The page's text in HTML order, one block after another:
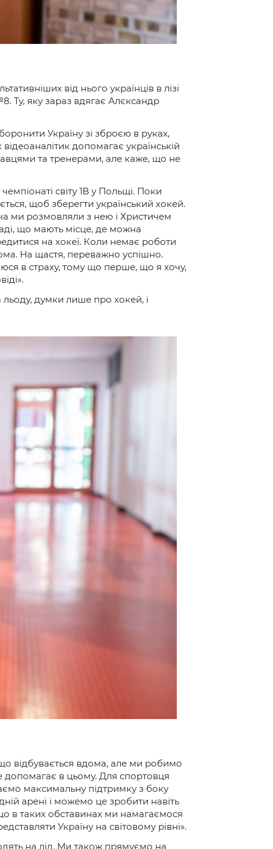
від нього українців в лізі
Ту, яку зараз вдягає Алєксандр
Україну зі зброєю в руках,
допомагає українській
та тренерами, але каже, що не
світу 1В у Польщі. Поки
щоб зберегти український хокей.
ми розмовляли з нею і Христичем
що мають місце, де можна
на хокеї. Коли немає роботи
На щастя, переважно успішно.
в страху, тому що перше, що я хочу,
думки лише про хокей, і
відбувається вдома, але ми робимо
в цьому. Для спортовця
максимальну підтримку з боку
арені і можемо це зробити навіть
в таких обставинах ми намагаємося
Україну на світовому рівні».
на лід. Ми також прямуємо на